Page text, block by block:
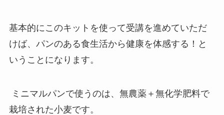
基本的にこのキットを使って受講を進めていただ
けば、パンのある食生活から健康を体感する！と
いうことになります。
ミニマルパンで使うのは、無農薬＋無化学肥料で
栽培された小麦です。